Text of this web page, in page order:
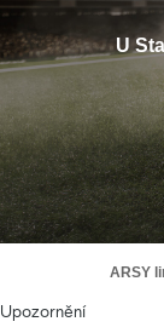
U
ARSY
Upozornění